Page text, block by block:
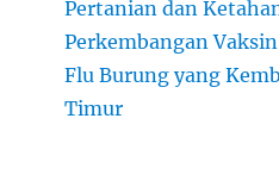
Pertanian dan
Perkembangan
Flu Burung yang
Timur